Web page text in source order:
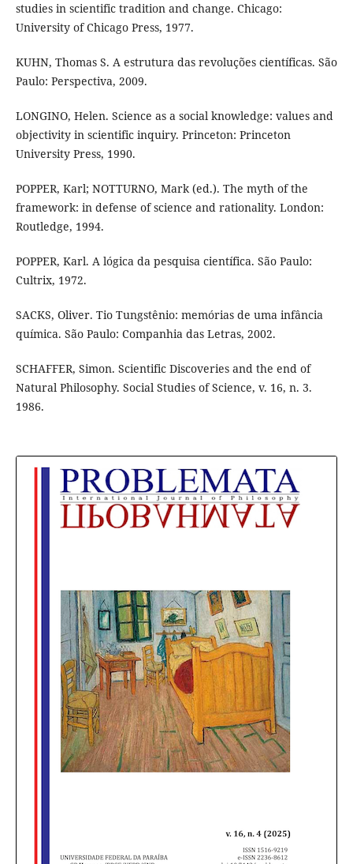
studies in scientific tradition and change. Chicago:
University of Chicago Press, 1977.
KUHN, Thomas S. A estrutura das revoluções científicas. São
Paulo: Perspectiva, 2009.
LONGINO, Helen. Science as a social knowledge: values and
objectivity in scientific inquiry. Princeton: Princeton
University Press, 1990.
POPPER, Karl; NOTTURNO, Mark (ed.). The myth of the
framework: in defense of science and rationality. London:
Routledge, 1994.
POPPER, Karl. A lógica da pesquisa científica. São Paulo:
Cultrix, 1972.
SACKS, Oliver. Tio Tungstênio: memórias de uma infância
química. São Paulo: Companhia das Letras, 2002.
SCHAFFER, Simon. Scientific Discoveries and the end of
Natural Philosophy. Social Studies of Science, v. 16, n. 3.
1986.